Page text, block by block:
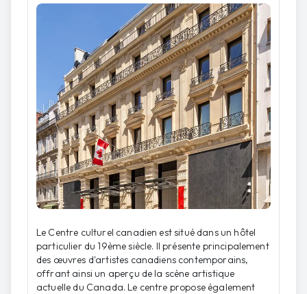
Le Centre culturel canadien est situé dans un hôtel
particulier du 19ème siècle. Il présente principalement
des œuvres d'artistes canadiens contemporains,
offrant ainsi un aperçu de la scène artistique
actuelle du Canada. Le centre propose également